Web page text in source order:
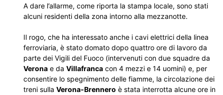
A dare l’allarme, come riporta la stampa locale, sono stati
alcuni residenti della zona intorno alla mezzanotte.
Il rogo, che ha interessato anche i cavi elettrici della linea
ferroviaria, è stato domato dopo quattro ore di lavoro da
parte dei Vigili del Fuoco (intervenuti con due squadre da
Verona e da Villafranca con 4 mezzi e 14 uomini) e, per
consentire lo spegnimento delle fiamme, la circolazione dei
treni sulla Verona-Brennero è stata interrotta alcune ore in